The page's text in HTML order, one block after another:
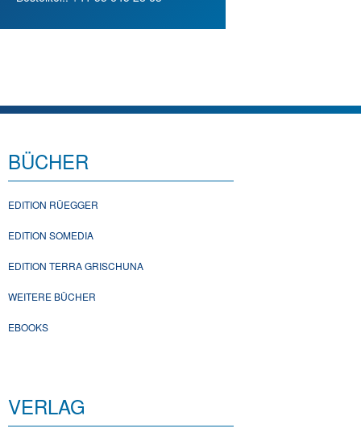
BÜCHER
EDITION RÜEGGER
EDITION SOMEDIA
EDITION TERRA GRISCHUNA
WEITERE BÜCHER
EBOOKS
VERLAG